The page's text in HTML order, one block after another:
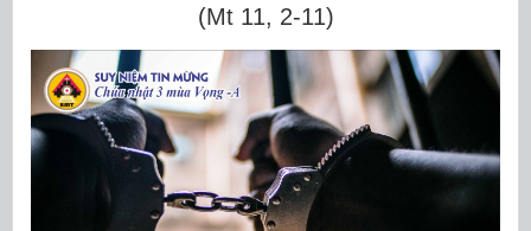
(Mt 11, 2-11)